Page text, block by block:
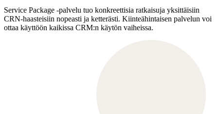
Service Package -palvelu tuo konkreettisia ratkaisuja yksittäisiin
CRN-haasteisiin nopeasti ja ketterästi. Kiinteähintaisen palvelun voi
ottaa käyttöön kaikissa CRM:n käytön vaiheissa.